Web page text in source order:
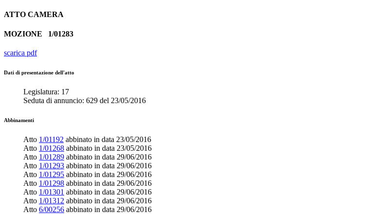
ATTO CAMERA
MOZIONE 1/01283
scarica pdf
Dati di presentazione dell'atto
Legislatura: 17
Seduta di annuncio: 629 del 23/05/2016
Abbinamenti
Atto 1/01192 abbinato in data 23/05/2016
Atto 1/01268 abbinato in data 23/05/2016
Atto 1/01289 abbinato in data 29/06/2016
Atto 1/01293 abbinato in data 29/06/2016
Atto 1/01295 abbinato in data 29/06/2016
Atto 1/01298 abbinato in data 29/06/2016
Atto 1/01301 abbinato in data 29/06/2016
Atto 1/01312 abbinato in data 29/06/2016
Atto 6/00256 abbinato in data 29/06/2016